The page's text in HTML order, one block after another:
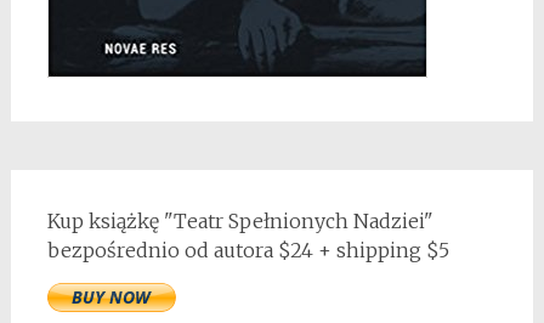
Kup książkę "Teatr Spełnionych Nadziei"
bezpośrednio od autora $24 + shipping $5